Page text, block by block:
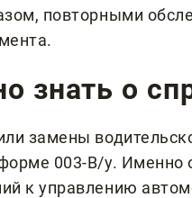
повторными
знать о
замены
003-В/у. Именно
к управлению